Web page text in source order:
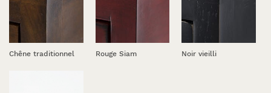
Chêne traditionnel Rouge Siam Noir vieilli